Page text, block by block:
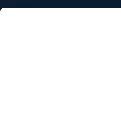
Gefran SpA - Via Sebina, 74, 25050
Tel. +39 030 9888 1 - P. IVA